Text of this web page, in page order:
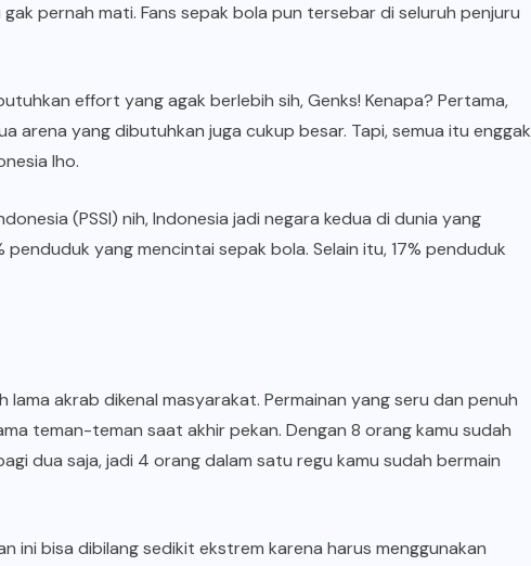
pernah mati. Fans sepak bola pun tersebar di seluruh penjuru
effort yang agak berlebih sih, Genks! Kenapa? Pertama,
arena yang dibutuhkan juga cukup besar. Tapi, semua itu enggak
lho.
(PSSI) nih, Indonesia jadi negara kedua di dunia yang
yang mencintai sepak bola. Selain itu, 17% penduduk
lama akrab dikenal masyarakat. Permainan yang seru dan penuh
teman-teman saat akhir pekan. Dengan 8 orang kamu sudah
dua saja, jadi 4 orang dalam satu regu kamu sudah bermain
ini bisa dibilang sedikit ekstrem karena harus menggunakan